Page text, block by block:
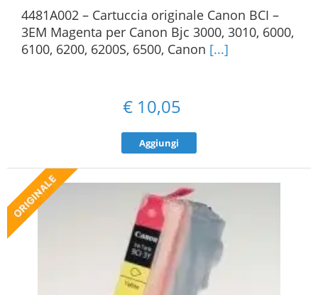
4481A002 – Cartuccia originale Canon BCI –
3EM Magenta per Canon Bjc 3000, 3010, 6000,
6100, 6200, 6200S, 6500, Canon [...]
€ 10,05
Aggiungi